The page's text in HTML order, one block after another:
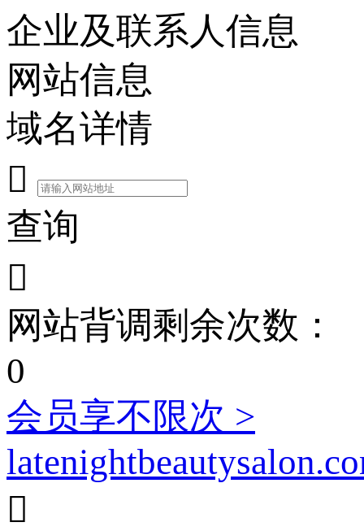
企业及联系人信息
网站信息
域名详情

查询

网站背调剩余次数：
0
会员享不限次 >
